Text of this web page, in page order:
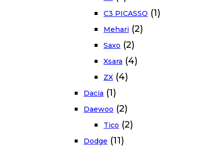
C3 PICASSO (1)
Mehari (2)
Saxo (2)
Xsara (4)
ZX (4)
Dacia (1)
Daewoo (2)
Tico (2)
Dodge (11)